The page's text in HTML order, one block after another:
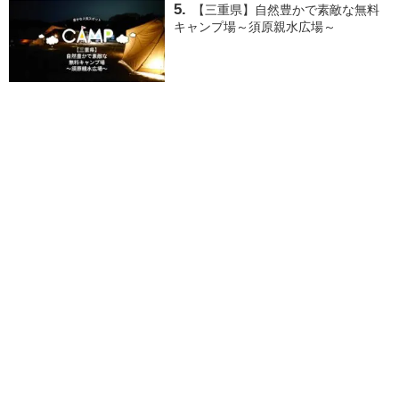
【三重県】自然豊かで素敵な無料
キャンプ場～須原親水広場～